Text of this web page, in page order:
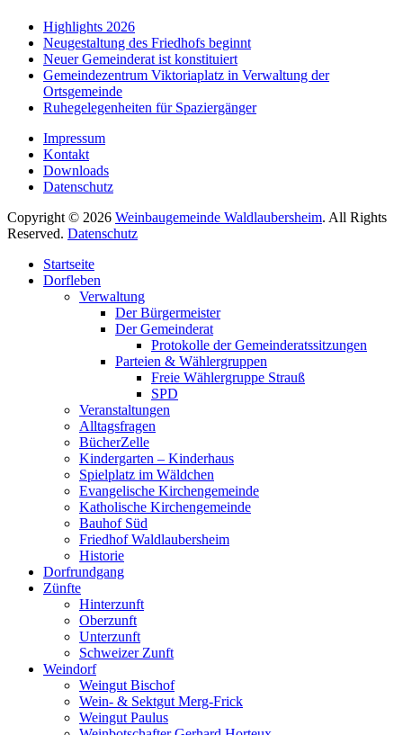
Highlights 2026
Neugestaltung des Friedhofs beginnt
Neuer Gemeinderat ist konstituiert
Gemeindezentrum Viktoriaplatz in Verwaltung der
Ortsgemeinde
Ruhegelegenheiten für Spaziergänger
Impressum
Kontakt
Downloads
Datenschutz
Copyright © 2026 Weinbaugemeinde Waldlaubersheim. All Rights
Reserved. Datenschutz
oben
scrollen
Startseite
Dorfleben
Verwaltung
Der Bürgermeister
Der Gemeinderat
Protokolle der Gemeinderatssitzungen
Parteien & Wählergruppen
Freie Wählergruppe Strauß
SPD
Veranstaltungen
Alltagsfragen
BücherZelle
Kindergarten – Kinderhaus
Spielplatz im Wäldchen
Evangelische Kirchengemeinde
Katholische Kirchengemeinde
Bauhof Süd
Friedhof Waldlaubersheim
Historie
Dorfrundgang
Zünfte
Hinterzunft
Oberzunft
Unterzunft
Schweizer Zunft
Weindorf
Weingut Bischof
Wein- & Sektgut Merg-Frick
Weingut Paulus